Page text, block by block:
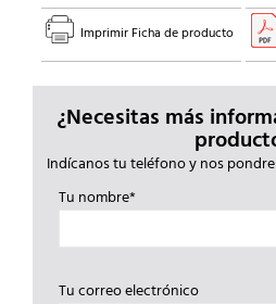
Imprimir Ficha de producto
¿Necesitas más
Indícanos tu teléfono y nos
Tu nombre*
Tu correo electrónico